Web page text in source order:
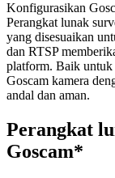
Konfigurasikan
Perangkat lunak
yang disesuaikan
dan RTSP
platform. Baik untuk
Goscam kamera
andal dan aman.
Perangkat
Goscam*